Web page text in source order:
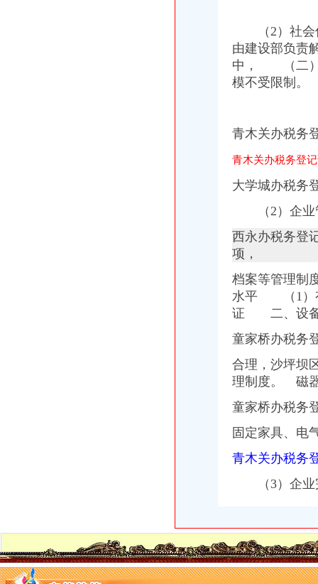
永泰能源公开发行2016年公司券募集说明书（第三期）（面向合格投
前事不能忘——鬼子在江苏的暴行_第1页_江苏城市论坛_都市_西祠胡同
河北源鑫线缆有限公司丢失税务登记证正副本、迁西县城关智星百货经
河南桐柏无证企业采铁矿执法人员被殴昏_中国经济网——国家经
洛居业房地产开发有限公司（以下简称居业公司）因与被申请人新安
武汉民防办地震监测台站远程品牌监控报系统建设项目竞争谈判公
教授杨玲斌福建省霞浦县实验幼儿园副园长-城乡/园林规划-图宝贝文档
办税务登记证之孙二娘开店（搞笑）【会计吧】_百度贴吧
小企业开业办理税务登记需要知道的常识_第1页_四川大学生论坛_院校
办理税务登记证注销你只需要了解2点_税务登记证注销_税务登记证注
刚刚！临川区发布了2017年城区范围小学学区划分通告,看看你家娃在
关于印发《2014年郴州市“民生100工程”考核指标报送要求和验收标
临川区2014年秋季小学招生实施方案--中国临川网
[公告]重庆钢铁：详式权益变动报告书-[中财网]
（2）社会
由建设部负责
中， （二）
模不受限制
青木关办税务
青木关办税务登
大学城办税务
（2）企业
西永办税务登
项，
档案等管理
水平 （1）有
证 二、 设
童家桥办税
合理， 沙坪坝
理制度。
磁
童家桥办税务
固定家具、电
青木关办税务
（3）企业完